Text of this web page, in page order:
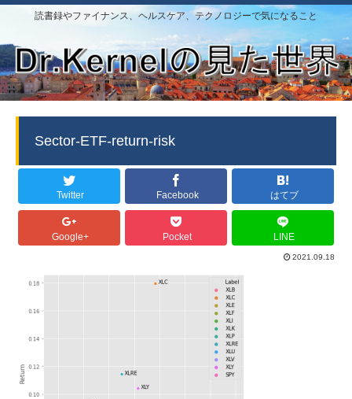
読書録やファイナンス、ヘルスケア、テクノロジーで気になること
Sector-ETF-return-risk
Twitter Facebook はてブ
Google+ Pocket LINE
2021.09.18